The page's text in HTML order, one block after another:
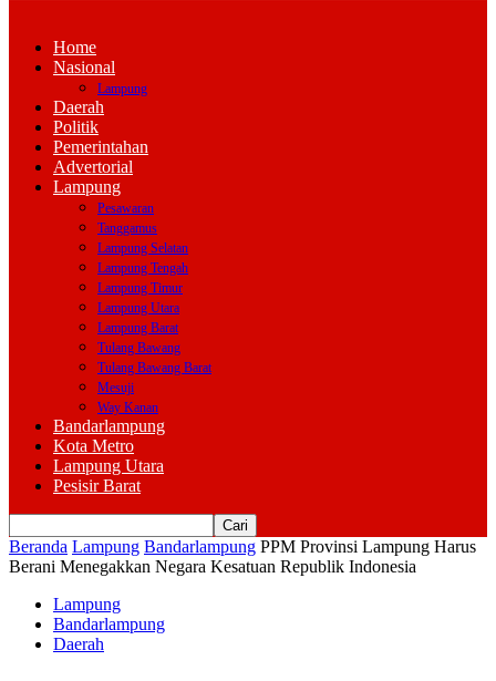
Home
Nasional
Lampung
Daerah
Politik
Pemerintahan
Advertorial
Lampung
Pesawaran
Tanggamus
Lampung Selatan
Lampung Tengah
Lampung Timur
Lampung Utara
Lampung Barat
Tulang Bawang
Tulang Bawang Barat
Mesuji
Way Kanan
Bandarlampung
Kota Metro
Lampung Utara
Pesisir Barat
Beranda Lampung Bandarlampung PPM Provinsi Lampung Harus
Berani Menegakkan Negara Kesatuan Republik Indonesia
Lampung
Bandarlampung
Daerah